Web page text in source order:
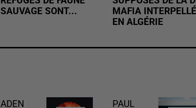
SAUVAGE SONT...
MAFIA INTERPELLÉ
EN ALGÉRIE
ADEN
PAUL